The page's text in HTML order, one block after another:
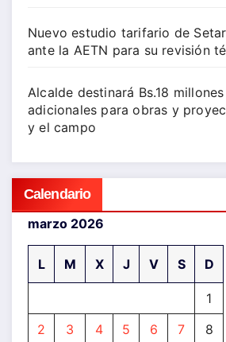
Nuevo estudio tarifario de
ante la AETN para su revisión
Alcalde destinará Bs.18
adicionales para obras y
y el campo
Calendario
marzo 2026
L M X J V S D
1
2
3 4 5 6 7
8